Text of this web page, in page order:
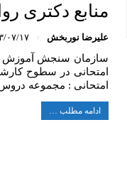
منابع دکتری
علیرضا نوربخش ۱۳۹۳/
سازمان سنجش آموزش
امتحانی : مجموعه دروس در سطح
ادامه مطلب …